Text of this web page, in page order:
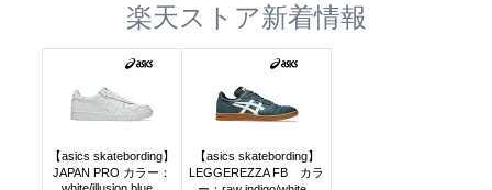
楽天ストア新着情報